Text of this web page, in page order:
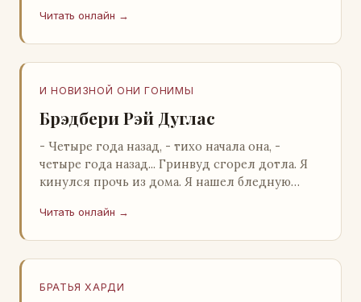
видом с…
Читать онлайн →
И НОВИЗНОЙ ОНИ ГОНИМЫ
Брэдбери Рэй Дуглас
- Четыре года назад, - тихо начала она, -
четыре года назад... Гринвуд сгорел дотла. Я
кинулся прочь из дома. Я нашел бледную
Читать онлайн →
БРАТЬЯ ХАРДИ